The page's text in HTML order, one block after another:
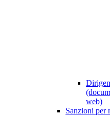
web)
Sanzioni per